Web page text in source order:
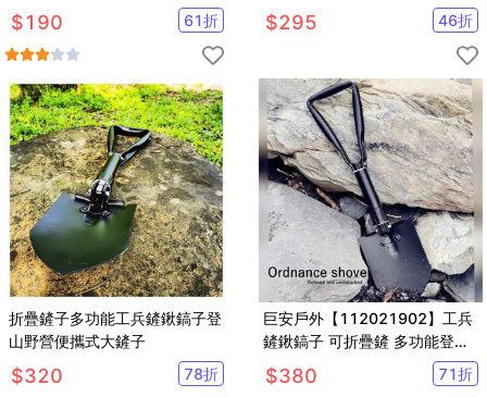
$190 61折
絲起子
$295 46折
折疊鏟子多功能工兵鏟鍬鎬子登
山野營便攜式大鏟子
$320 78折
巨安戶外【112021902】工兵
鏟鍬鎬子 可折疊鏟 多功能登山
野營便攜式大鏟
$380 71折